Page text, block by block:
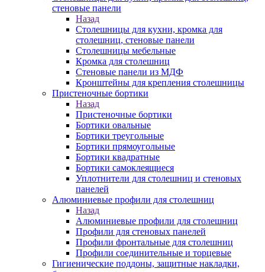
стеновые панели
Назад
Столешницы для кухни, кромка для
столешниц, стеновые панели
Столешницы мебельные
Кромка для столешниц
Стеновые панели из МДФ
Кронштейны для крепления столешницы
Пристеночные бортики
Назад
Пристеночные бортики
Бортики овальные
Бортики треугольные
Бортики прямоугольные
Бортики квадратные
Бортики самоклеящиеся
Уплотнители для столешниц и стеновых
панелей
Алюминиевые профили для столешниц
Назад
Алюминиевые профили для столешниц
Профили для стеновых панелей
Профили фронтальные для столешниц
Профили соединительные и торцевые
Гигиенические поддоны, защитные накладки,